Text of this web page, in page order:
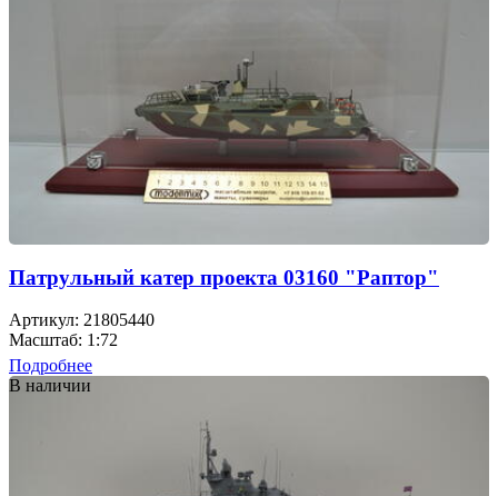
Патрульный катер проекта 03160 "Раптор"
Артикул: 21805440
Масштаб: 1:72
Подробнее
В наличии